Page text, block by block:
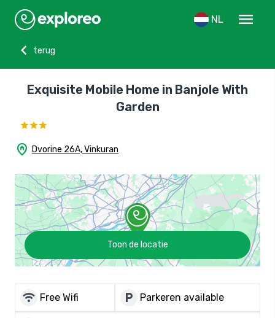
NL
menu
chevron_left
terug
Exquisite Mobile Home in Banjole With
Garden
home_pin Dvorine 26A, Vinkuran
Toon de locatie
wifi Free Wifi local_parking Parkeren available